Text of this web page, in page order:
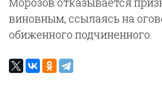
виновным, ссылаясь на
обиженного подчиненного.